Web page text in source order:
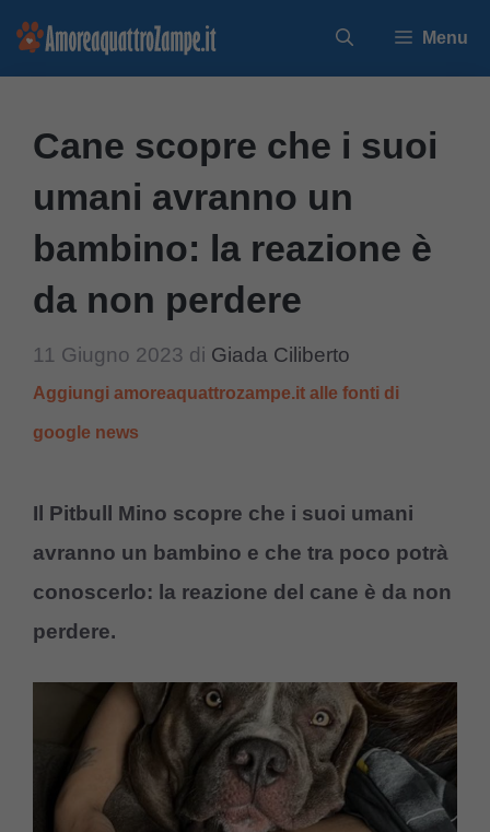
Vai
Menu
Cane scopre che i suoi
umani avranno un
bambino: la reazione è
da non perdere
11 Giugno 2023 di Giada Ciliberto
Aggiungi amoreaquattrozampe.it alle fonti di
google news
Il Pitbull Mino scopre che i suoi umani
avranno un bambino e che tra poco potrà
conoscerlo: la reazione del cane è da non
perdere.